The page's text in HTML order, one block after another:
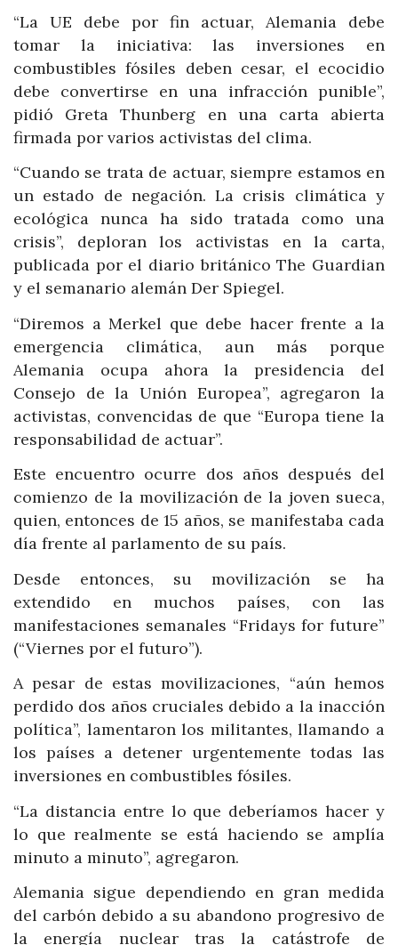
“La UE debe por fin actuar, Alemania debe
tomar la iniciativa: las inversiones en
combustibles fósiles deben cesar, el ecocidio
debe convertirse en una infracción punible”,
pidió Greta Thunberg en una carta abierta
firmada por varios activistas del clima.
“Cuando se trata de actuar, siempre estamos en
un estado de negación. La crisis climática y
ecológica nunca ha sido tratada como una
crisis”, deploran los activistas en la carta,
publicada por el diario británico The Guardian
y el semanario alemán Der Spiegel.
“Diremos a Merkel que debe hacer frente a la
emergencia climática, aun más porque
Alemania ocupa ahora la presidencia del
Consejo de la Unión Europea”, agregaron la
activistas, convencidas de que “Europa tiene la
responsabilidad de actuar”.
Este encuentro ocurre dos años después del
comienzo de la movilización de la joven sueca,
quien, entonces de 15 años, se manifestaba cada
día frente al parlamento de su país.
Desde entonces, su movilización se ha
extendido en muchos países, con las
manifestaciones semanales “Fridays for future”
(“Viernes por el futuro”).
A pesar de estas movilizaciones, “aún hemos
perdido dos años cruciales debido a la inacción
política”, lamentaron los militantes, llamando a
los países a detener urgentemente todas las
inversiones en combustibles fósiles.
“La distancia entre lo que deberíamos hacer y
lo que realmente se está haciendo se amplía
minuto a minuto”, agregaron.
Alemania sigue dependiendo en gran medida
del carbón debido a su abandono progresivo de
la energía nuclear tras la catástrofe de